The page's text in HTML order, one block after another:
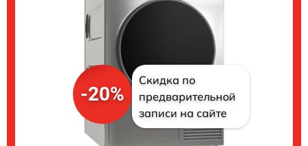
-20%
Скидка по
предварительной
записи на сайте